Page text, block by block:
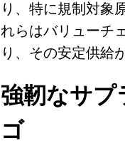
り、特に規制対象
れらはバリューチ
り、その安定供給
強靭なサプ
ゴ